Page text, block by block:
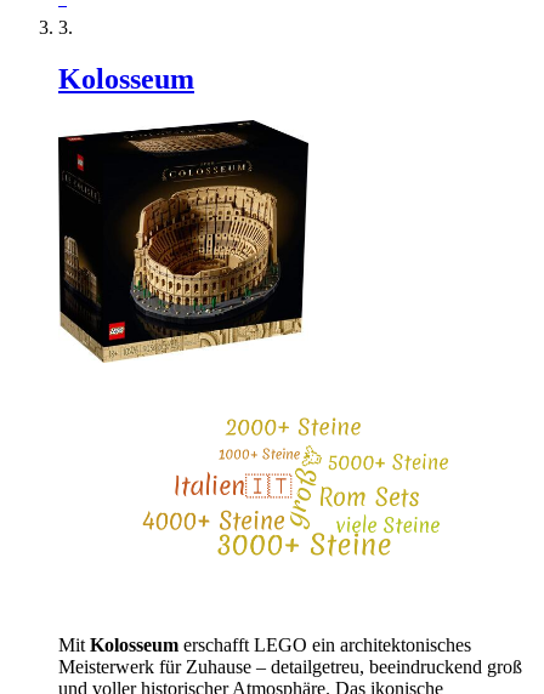
Kolosseum
Mit Kolosseum erschafft LEGO ein architektonisches
Meisterwerk für Zuhause – detailgetreu, beeindruckend groß
und voller historischer Atmosphäre. Das ikonische